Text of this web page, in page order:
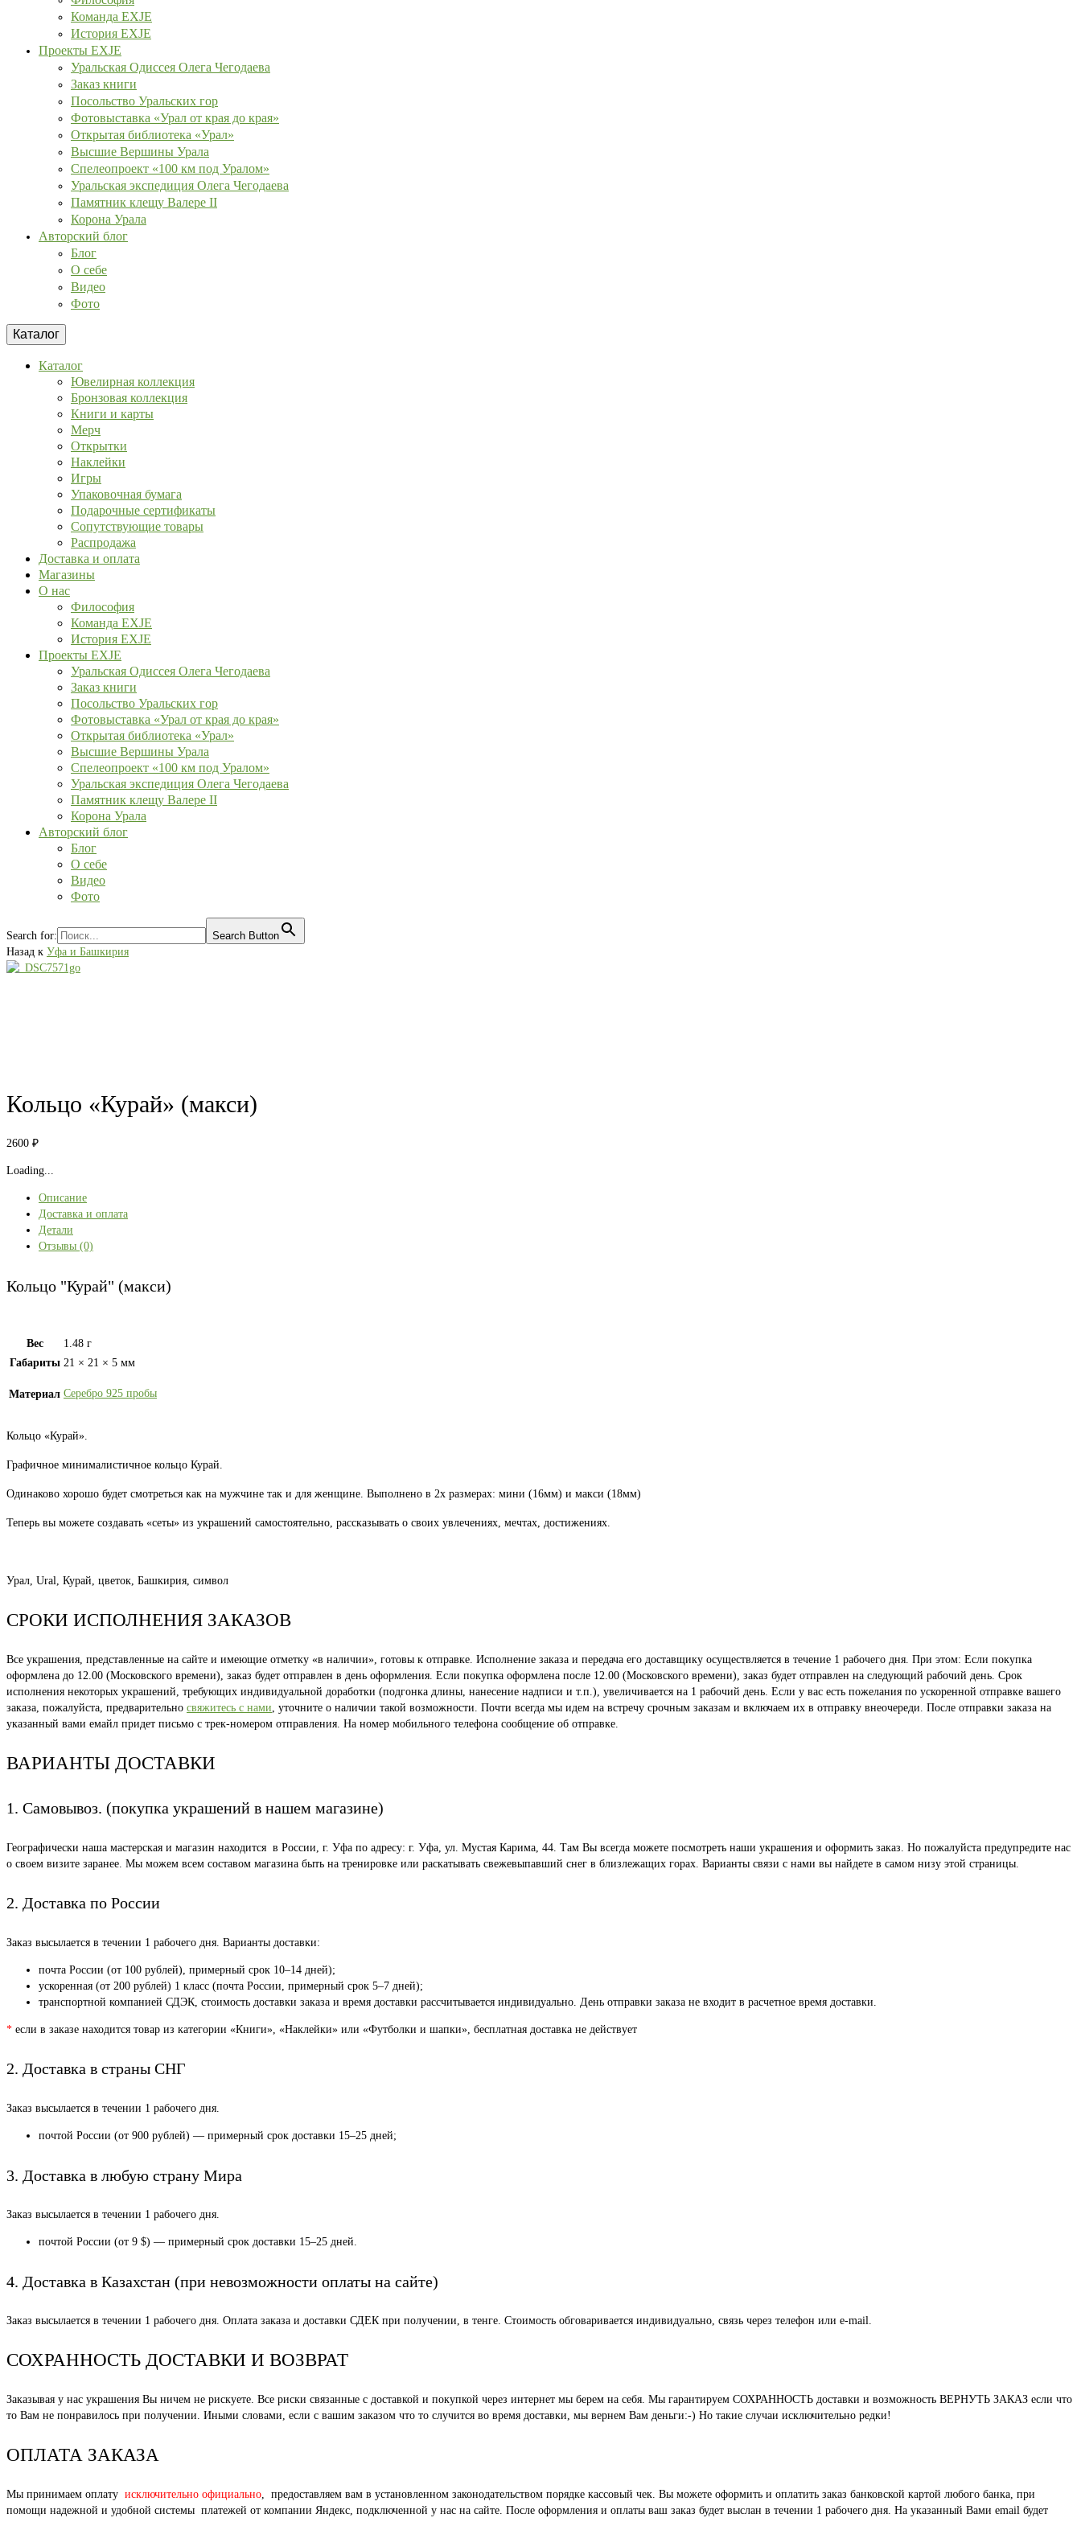
Команда EXJE
История EXJE
Проекты EXJE
Уральская Одиссея Олега Чегодаева
Заказ книги
Посольство Уральских гор
Фотовыставка «Урал от края до края»
Открытая библиотека «Урал»
Высшие Вершины Урала
Спелеопроект «100 км под Уралом»
Уральская экспедиция Олега Чегодаева
Памятник клещу Валере II
Корона Урала
Авторский блог
Блог
О себе
Видео
Фото
Каталог
Каталог
Ювелирная коллекция
Бронзовая коллекция
Книги и карты
Мерч
Открытки
Наклейки
Игры
Упаковочная бумага
Подарочные сертификаты
Сопутствующие товары
Распродажа
Доставка и оплата
Магазины
О нас
Философия
Команда EXJE
История EXJE
Проекты EXJE
Уральская Одиссея Олега Чегодаева
Заказ книги
Посольство Уральских гор
Фотовыставка «Урал от края до края»
Открытая библиотека «Урал»
Высшие Вершины Урала
Спелеопроект «100 км под Уралом»
Уральская экспедиция Олега Чегодаева
Памятник клещу Валере II
Корона Урала
Авторский блог
Блог
О себе
Видео
Фото
Search for:
Search Button
Назад к Уфа и Башкирия
Кольцо «Курай» (макси)
2600 ₽
Loading...
Описание
Доставка и оплата
Детали
Отзывы (0)
Кольцо "Курай" (макси)
Вес
1.48 г
Габариты 21 × 21 × 5 мм
Материал Серебро 925 пробы
Кольцо «Курай».
Графичное минималистичное кольцо Курай.
Одинаково хорошо будет смотреться как на мужчине так и для женщине. Выполнено в 2х размерах: мини (16мм) и макси (18мм)
Теперь вы можете создавать «сеты» из украшений самостоятельно, рассказывать о своих увлечениях, мечтах, достижениях.
Урал, Ural, Курай, цветок, Башкирия, символ
СРОКИ ИСПОЛНЕНИЯ ЗАКАЗОВ
Все украшения, представленные на сайте и имеющие отметку «в наличии», готовы к отправке. Исполнение заказа и передача его доставщику осуществляется в течение 1 рабочего дня. При этом: Если покупка
оформлена до 12.00 (Московского времени), заказ будет отправлен в день оформления. Если покупка оформлена после 12.00 (Московского времени), заказ будет отправлен на следующий рабочий день. Срок
исполнения некоторых украшений, требующих индивидуальной доработки (подгонка длины, нанесение надписи и т.п.), увеличивается на 1 рабочий день. Если у вас есть пожелания по ускоренной отправке вашего
заказа, пожалуйста, предварительно свяжитесь с нами, уточните о наличии такой возможности. Почти всегда мы идем на встречу срочным заказам и включаем их в отправку внеочереди. После отправки заказа на
указанный вами емайл придет письмо с трек-номером отправления. На номер мобильного телефона сообщение об отправке.
ВАРИАНТЫ ДОСТАВКИ
1. Самовывоз. (покупка украшений в нашем магазине)
Географически наша мастерская и магазин находится в России, г. Уфа по адресу: г. Уфа, ул. Мустая Карима, 44. Там Вы всегда можете посмотреть наши украшения и оформить заказ. Но пожалуйста предупредите нас
о своем визите заранее. Мы можем всем составом магазина быть на тренировке или раскатывать свежевыпавший снег в близлежащих горах. Варианты связи с нами вы найдете в самом низу этой страницы.
2. Доставка по России
Заказ высылается в течении 1 рабочего дня. Варианты доставки:
почта России (от 100 рублей), примерный срок 10–14 дней);
ускоренная (от 200 рублей) 1 класс (почта России, примерный срок 5–7 дней);
транспортной компанией СДЭК, стоимость доставки заказа и время доставки рассчитывается индивидуально. День отправки заказа не входит в расчетное время доставки.
* если в заказе находится товар из категории «Книги», «Наклейки» или «Футболки и шапки», бесплатная доставка не действует
2. Доставка в страны СНГ
Заказ высылается в течении 1 рабочего дня.
почтой России (от 900 рублей) — примерный срок доставки 15–25 дней;
3. Доставка в любую страну Мира
Заказ высылается в течении 1 рабочего дня.
почтой России (от 9 $) — примерный срок доставки 15–25 дней.
4. Доставка в Казахстан (при невозможности оплаты на сайте)
Заказ высылается в течении 1 рабочего дня. Оплата заказа и доставки СДЕК при получении, в тенге. Стоимость обговаривается индивидуально, связь через телефон или e-mail.
СОХРАННОСТЬ ДОСТАВКИ И ВОЗВРАТ
Заказывая у нас украшения Вы ничем не рискуете. Все риски связанные с доставкой и покупкой через интернет мы берем на себя. Мы гарантируем СОХРАННОСТЬ доставки и возможность ВЕРНУТЬ ЗАКАЗ если что
то Вам не понравилось при получении. Иными словами, если с вашим заказом что то случится во время доставки, мы вернем Вам деньги:-) Но такие случаи исключительно редки!
ОПЛАТА ЗАКАЗА
Мы принимаем оплату исключительно официально, предоставляем вам в установленном законодательством порядке кассовый чек. Вы можете оформить и оплатить заказ банковской картой любого банка, при
помощи надежной и удобной системы платежей от компании Яндекс, подключенной у нас на сайте. После оформления и оплаты ваш заказ будет выслан в течении 1 рабочего дня. На указанный Вами email будет